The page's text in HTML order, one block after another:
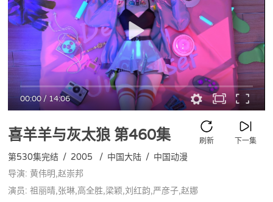
00:00/14:06
喜羊羊与灰太狼第460集 下一集
刷新
第530集完结 / 2005 / 中国大陆 / 中国动漫
导演: 黄伟明,赵崇邦
演员: 祖丽晴,张琳,高全胜,梁颖,刘红韵,严彦子,赵娜